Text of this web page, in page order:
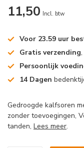
11,50 Incl. btw
Voor 23.59 uur
Gratis verzending
Persoonlijk
14 Dagen
Gedroogde kalfsoren
zonder toevoegingen,
tanden, Lees meer.